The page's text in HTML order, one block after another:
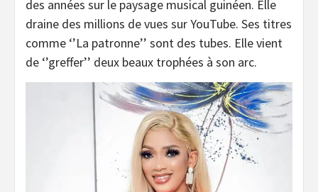
des années sur le paysage musical guinéen. Elle
draine des millions de vues sur YouTube. Ses titres
comme ‘’La patronne’’ sont des tubes. Elle vient
de ‘’greffer’’ deux beaux trophées à son arc.